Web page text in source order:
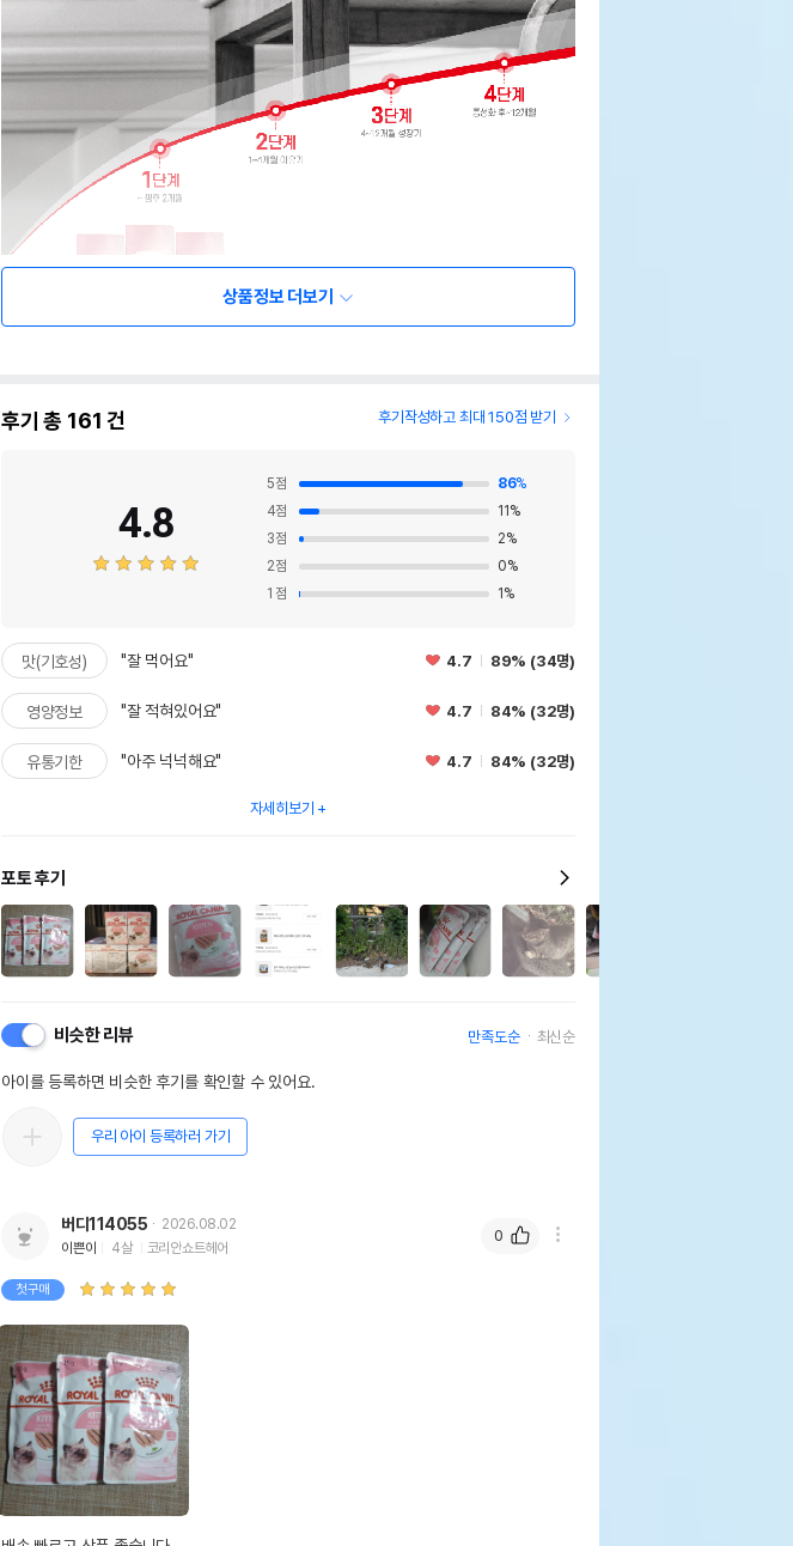
상품정보 더보기
후기 총 161 건 후기작성하고 최대 150점 받기
4.8
5점 86%
4점 11 %
3점 2%
2점 0%
1 점 1 %
맛(기호성) "잘 먹어요" 4.7 89% (34명)
영양정보 "잘 적혀있어요" 4.7 84% (32명)
유통기한 "아주 넉넉해요" 4.7 84% (32명)
자세히보기
포토 후기
비슷한 리뷰 만족도순 최신순
아이를 등록하면 비슷한 후기를 확인할 수 있어요.
우리 아이 등록하러 가기
버디114055
2026.08.02
이쁜이
4살 코리안쇼트헤어
첫구매
0